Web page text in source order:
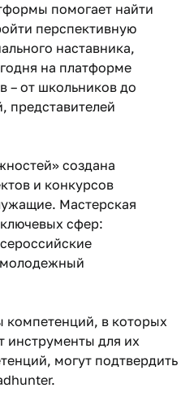
помогает найти
перспективную
наставника,
на платформе
– от школьников до
представителей
создана
и конкурсов
Мастерская
сфер:
молодежный
компетенций, в которых
инструменты для их
могут подтвердить